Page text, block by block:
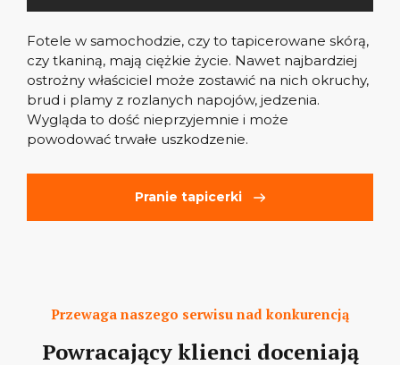
Fotele w samochodzie, czy to tapicerowane skórą,
czy tkaniną, mają ciężkie życie. Nawet najbardziej
ostrożny właściciel może zostawić na nich okruchy,
brud i plamy z rozlanych napojów, jedzenia.
Wygląda to dość nieprzyjemnie i może
powodować trwałe uszkodzenie.
Pranie tapicerki
Przewaga naszego serwisu nad konkurencją
Powracający klienci doceniają